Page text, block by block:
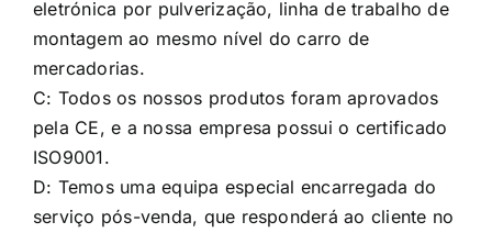
montagem ao mesmo nível do carro de
mercadorias.
C: Todos os nossos produtos foram aprovados
pela CE, e a nossa empresa possui o certificado
ISO9001.
D: Temos uma equipa especial encarregada do
serviço pós-venda, que responderá ao cliente no
prazo de 2 horas para qualquer problema e